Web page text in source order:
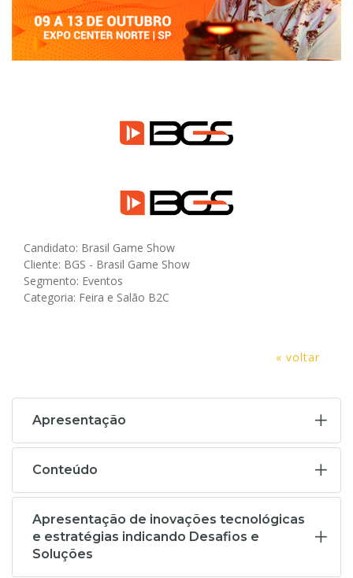
Candidato: Brasil Game Show
Cliente: BGS - Brasil Game Show
Segmento: Eventos
Categoria: Feira e Salão B2C
« voltar
Apresentação
Conteúdo
Apresentação de inovações tecnológicas
e estratégias indicando Desafios e
Soluções